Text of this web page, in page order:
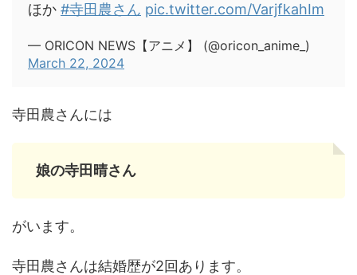
ほか #寺田農さん pic.twitter.com/VarjfkahIm
— ORICON NEWS【アニメ】 (@oricon_anime_)
March 22, 2024
寺田農さんには
娘の寺田晴さん
がいます。
寺田農さんは結婚歴が2回あります。